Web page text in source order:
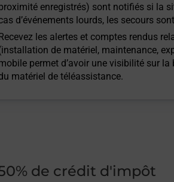
enregistrés) sont notifiés si la
d’événements lourds, les secours
les alertes et comptes rendus
de matériel, maintenance,
permet d’avoir une visibilité sur
matériel de téléassistance.
de crédit d'impôt